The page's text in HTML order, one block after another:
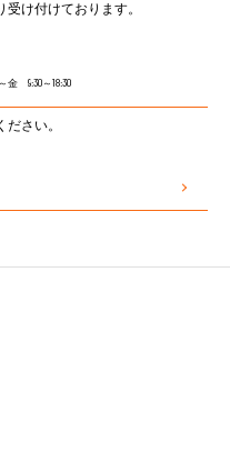
け付けております。
金 9:30～18:30
さい。